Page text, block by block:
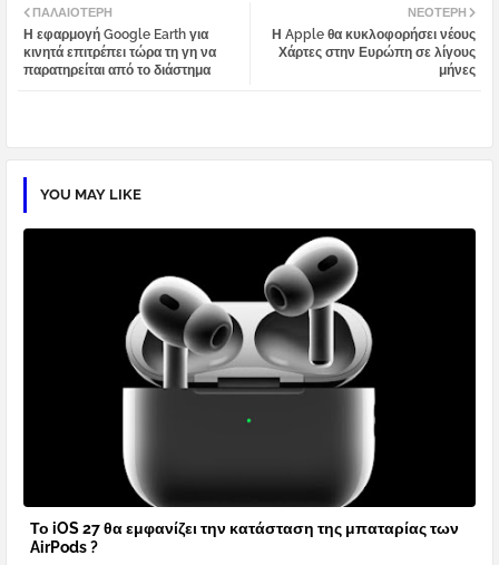
atsa
ΝΕΌΤΕΡΗ
Η Apple θα κυκλοφορήσει νέους
Χάρτες στην Ευρώπη σε λίγους
μήνες
ΠΑΛΑΙΌΤΕΡΗ
Η εφαρμογή Google Earth για
κινητά επιτρέπει τώρα τη γη να
παρατηρείται από το διάστημα
YOU MAY LIKE
Το iOS 27 θα εμφανίζει την κατάσταση της μπαταρίας των
AirPods ?